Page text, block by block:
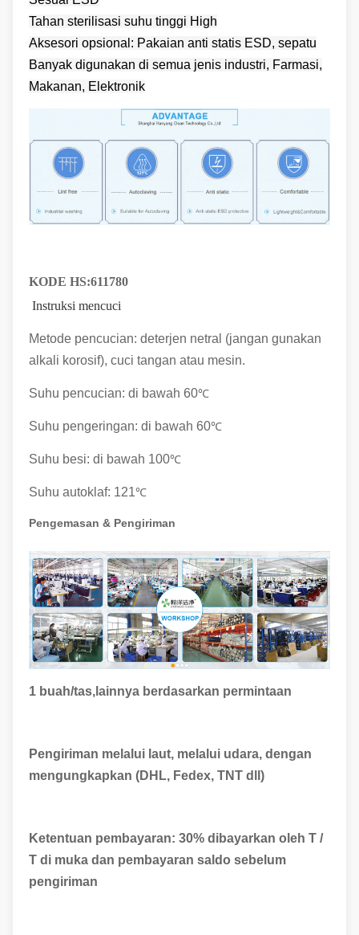
Tahan sterilisasi suhu tinggi High
Aksesori opsional: Pakaian anti statis ESD, sepatu
Banyak digunakan di semua jenis industri, Farmasi,
Makanan, Elektronik
KODE HS:611780
Instruksi mencuci
Metode pencucian: deterjen netral (jangan gunakan
alkali korosif), cuci tangan atau mesin.
Suhu pencucian: di bawah 60℃
Suhu pengeringan: di bawah 60℃
Suhu besi: di bawah 100℃
Suhu autoklaf: 121℃
Pengemasan & Pengiriman
1 buah/tas, lainnya berdasarkan permintaan
Pengiriman melalui laut, melalui udara, dengan
mengungkapkan (DHL, Fedex, TNT dll)
Ketentuan pembayaran: 30% dibayarkan oleh T /
T di muka dan pembayaran saldo sebelum
pengiriman